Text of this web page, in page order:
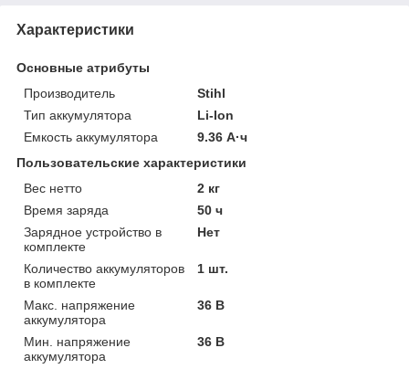
Характеристики
Основные атрибуты
Производитель
Stihl
Тип аккумулятора
Li-Ion
Емкость аккумулятора
9.36 А·ч
Пользовательские характеристики
Вес нетто
2 кг
Время заряда
50 ч
Зарядное устройство в
комплекте
Нет
Количество аккумуляторов
в комплекте
1 шт.
Макс. напряжение
аккумулятора
36 В
Мин. напряжение
аккумулятора
36 В